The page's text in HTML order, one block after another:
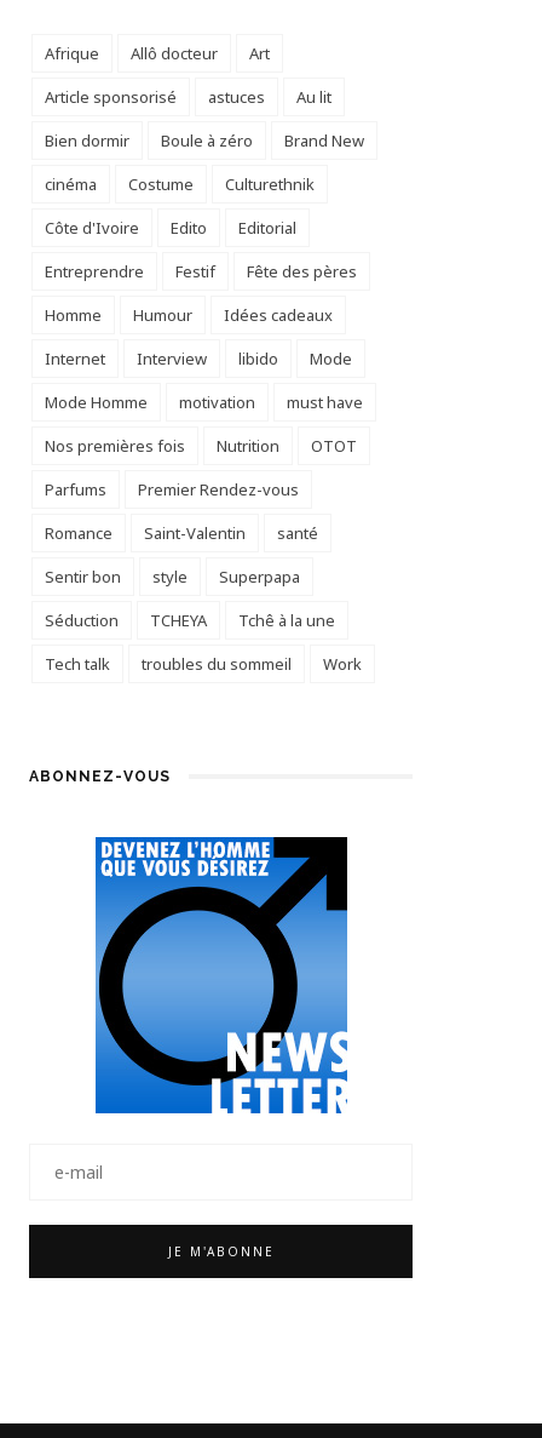
Afrique Allô docteur
Art
Article sponsorisé
astuces
Au lit
Bien dormir
Boule à zéro
Brand New
cinéma
Costume
Culturethnik
Côte d'Ivoire
Edito
Editorial
Entreprendre
Festif
Fête des pères
Homme
Humour
Idées cadeaux
Internet
Interview libido
Mode
Mode Homme
motivation
must have
Nos premières fois
Nutrition
OTOT
Parfums
Premier Rendez-vous
Romance
Saint-Valentin
santé
Sentir bon
style
Superpapa
Séduction
TCHEYA
Tchê à la une
Tech talk
troubles du sommeil Work
ABONNEZ-VOUS